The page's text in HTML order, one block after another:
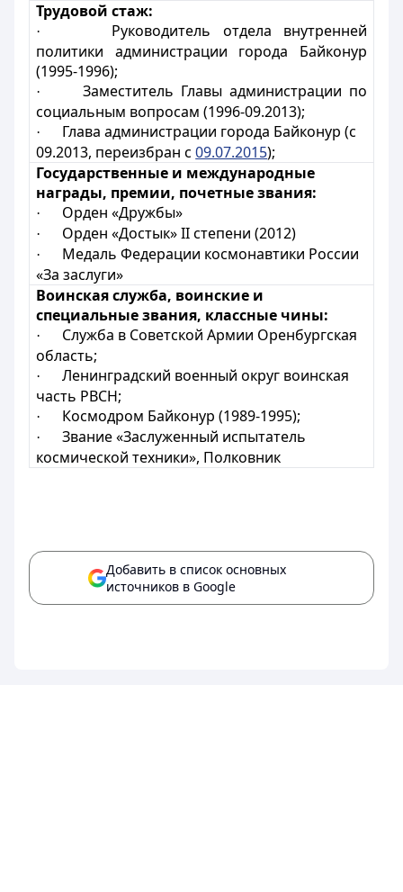
Трудовой стаж:
·
Руководитель отдела внутренней
политики администрации города Байконур
(1995-1996);
·
Заместитель Главы администрации по
социальным вопросам (1996-09.2013);
·
Глава администрации города Байконур (с
09.2013, переизбран с09.07.2015);
Государственные и международные
награды, премии, почетные звания:
· Орден «Дружбы»
· Орден «Достык» II степени (2012)
·
Медаль Федерации космонавтики России
«За заслуги»
Воинская служба, воинские и
специальные звания, классные чины:
·
Служба в Советской Армии Оренбургская
область;
·
Ленинградский военный округ воинская
часть РВСН;
· Космодром Байконур (1989-1995);
·
Звание «Заслуженный испытатель
космической техники», Полковник
Добавить в список основных
источников в Google